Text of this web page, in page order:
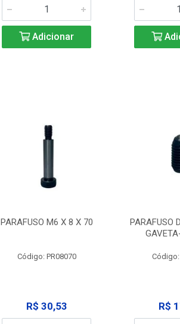
Adicionar
PARAFUSO M6 X 8 X 70
Código: PR08070
R$ 30,53
PARAFUSO
Código:
R$